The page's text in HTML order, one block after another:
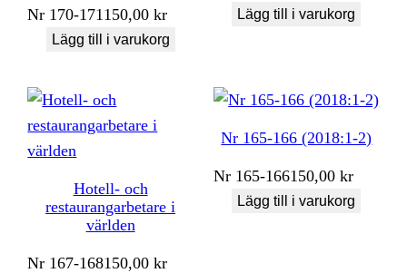
Nr 170-171150,00kr
Lägg till i varukorg
Lägg till i varukorg
Hotell- och
restaurangarbetare i
världen
Nr 167-168150,00kr
Nr 165-166 (2018:1-2)
Nr 165-166150,00kr
Lägg till i varukorg